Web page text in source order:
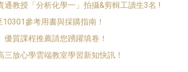
通教授「分析化學一」拍攝&剪輯工讀生3名 !
10301參考用書與採購指南！
優質課程推薦請您踴躍填卷！
放心學雲端教室學習新知快訊！